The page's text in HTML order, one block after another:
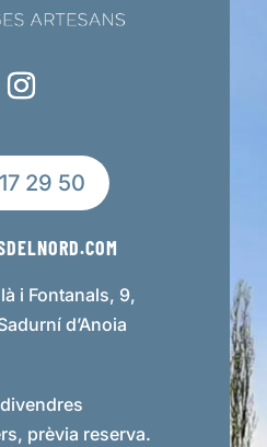
29 50
i Fontanals, 9,
d’Anoia
prèvia reserva.